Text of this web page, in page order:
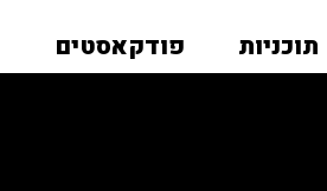
תוכניות פודקאסטים